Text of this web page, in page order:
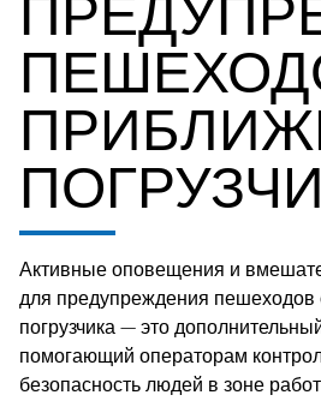
Активные оповещения и
для предупреждения пешеходов
погрузчика — это
помогающий операторам
безопасность людей в зоне